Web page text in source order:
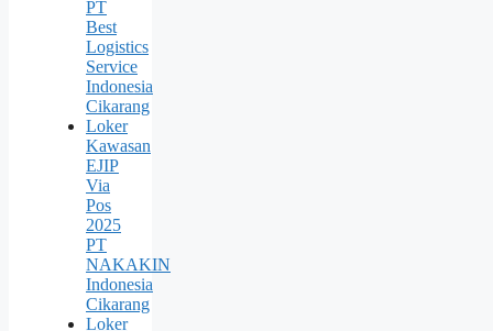
PT
Best
Logistics
Service
Indonesia
Cikarang
Loker
Kawasan
EJIP
Via
Pos
2025
PT
NAKAKIN
Indonesia
Cikarang
Loker